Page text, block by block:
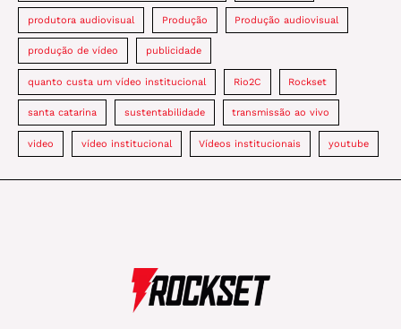
produtora audiovisual Produção Produção audiovisual
produção de vídeo publicidade
quanto custa um vídeo institucional Rio2C Rockset
santa catarina sustentabilidade transmissão ao vivo
video vídeo institucional Vídeos institucionais youtube